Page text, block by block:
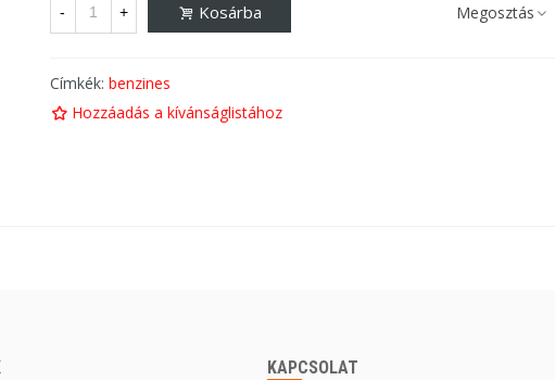
- + Kosárba Megosztás
Címkék: benzines
Hozzáadás a kívánságlistához
KAPCSOLAT